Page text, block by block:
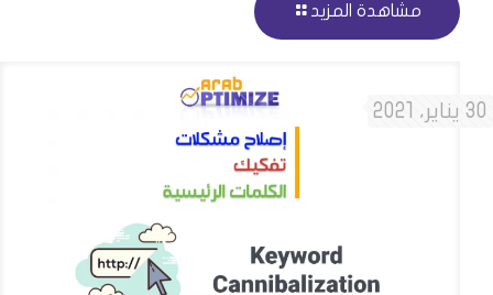
مشاهدة المزيد
30 يناير، 2021